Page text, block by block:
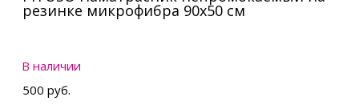
резинке микрофибра 90х50 см
В наличии
500 руб.